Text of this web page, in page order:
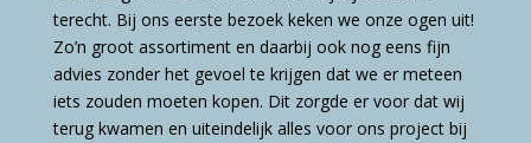
terecht. Bij ons eerste bezoek keken we onze ogen uit!
Zo’n groot assortiment en daarbij ook nog eens fijn
advies zonder het gevoel te krijgen dat we er meteen
iets zouden moeten kopen. Dit zorgde er voor dat wij
terug kwamen en uiteindelijk alles voor ons project bij